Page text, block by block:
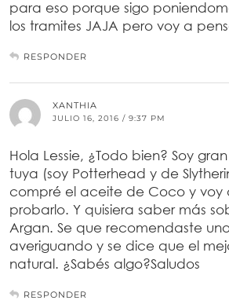
para eso porque sigo
los tramites JAJA pero voy a
RESPONDER
XANTHIA
JULIO 16, 2016 / 9:37 PM
Hola Lessie, ¿Todo bien? Soy
tuya (soy Potterhead y de
compré el aceite de Coco y voy
probarlo. Y quisiera saber más
Argan. Se que recomendaste
averiguando y se dice que el
natural. ¿Sabés algo?Saludos
RESPONDER